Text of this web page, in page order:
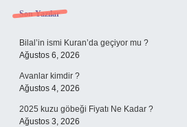
Sidebar
Son Yazılar
Bilal’in ismi Kuran’da geçiyor mu ?
Ağustos 6, 2026
Avanlar kimdir ?
Ağustos 4, 2026
2025 kuzu göbeği Fiyatı Ne Kadar ?
Ağustos 3, 2026